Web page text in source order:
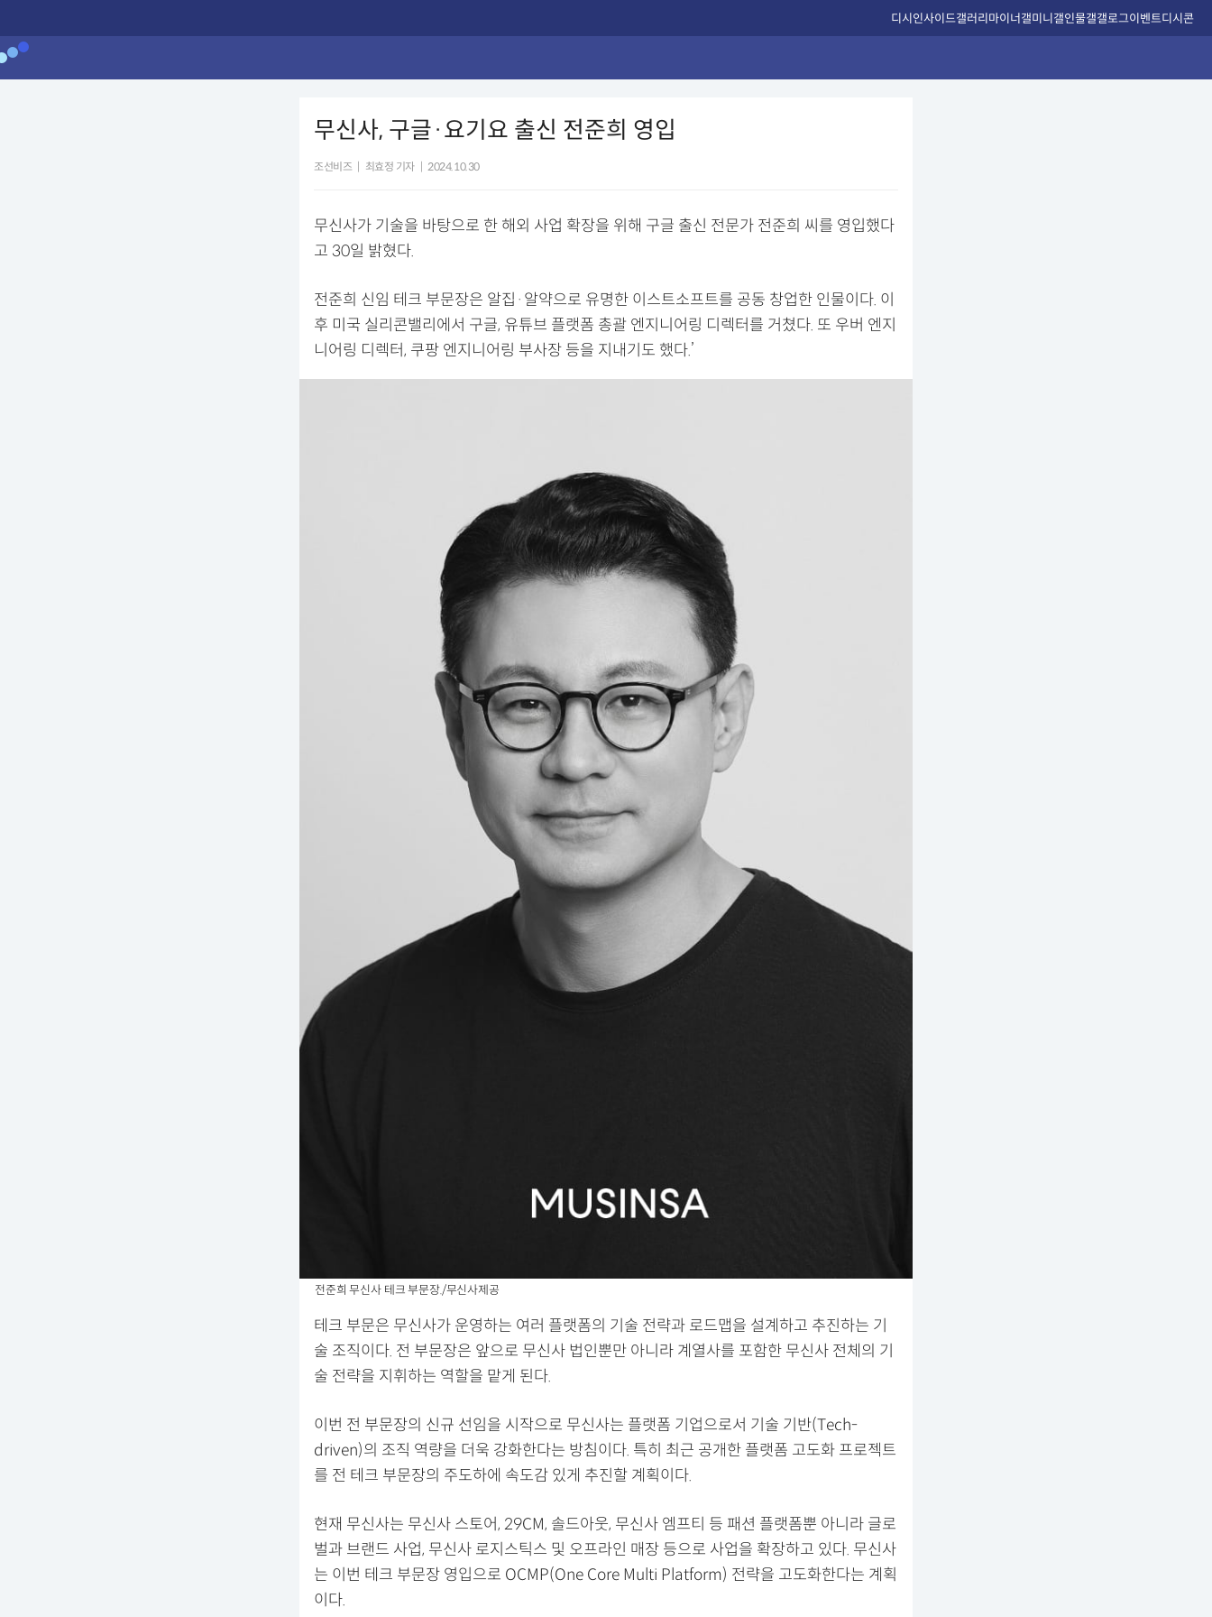
디시인사이드갤러리마이너갤미니갤인물갤갤로그이벤트디시콘
무신사, 구글·요기요 출신 전준희 영입
조선비즈 최효정 기자 2024.10.30
무신사가 기술을 바탕으로 한 해외 사업 확장을 위해 구글 출신 전문가 전준희 씨를 영입했다
고 30일 밝혔다.
전준희 신임 테크 부문장은 알집·알약으로 유명한 이스트소프트를 공동 창업한 인물이다. 이
후 미국 실리콘밸리에서 구글, 유튜브 플랫폼 총괄 엔지니어링 디렉터를 거쳤다. 또 우버 엔지
니어링 디렉터, 쿠팡 엔지니어링 부사장 등을 지내기도 했다.’
전준희 무신사 테크 부문장./무신사제공
테크 부문은 무신사가 운영하는 여러 플랫폼의 기술 전략과 로드맵을 설계하고 추진하는 기
술 조직이다. 전 부문장은 앞으로 무신사 법인뿐만 아니라 계열사를 포함한 무신사 전체의 기
술 전략을 지휘하는 역할을 맡게 된다.
이번 전 부문장의 신규 선임을 시작으로 무신사는 플랫폼 기업으로서 기술 기반(Tech-
driven)의 조직 역량을 더욱 강화한다는 방침이다. 특히 최근 공개한 플랫폼 고도화 프로젝트
를 전 테크 부문장의 주도하에 속도감 있게 추진할 계획이다.
현재 무신사는 무신사 스토어, 29CM, 솔드아웃, 무신사 엠프티 등 패션 플랫폼뿐 아니라 글로
벌과 브랜드 사업, 무신사 로지스틱스 및 오프라인 매장 등으로 사업을 확장하고 있다. 무신사
는 이번 테크 부문장 영입으로 OCMP(One Core Multi Platform) 전략을 고도화한다는 계획
이다.